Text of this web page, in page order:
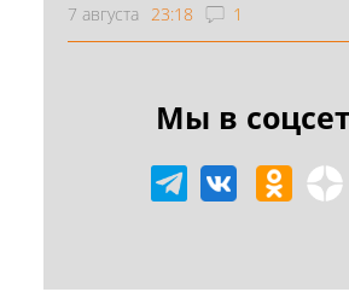
7 августа 23:18 1
Мы в